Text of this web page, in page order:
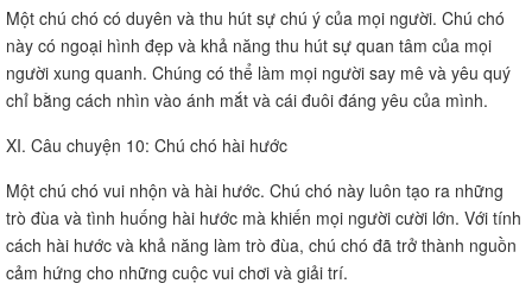
Một chú chó có duyên và thu hút sự chú ý của mọi người. Chú chó
này có ngoại hình đẹp và khả năng thu hút sự quan tâm của mọi
người xung quanh. Chúng có thể làm mọi người say mê và yêu quý
chỉ bằng cách nhìn vào ánh mắt và cái đuôi đáng yêu của mình.
XI. Câu chuyện 10: Chú chó hài hước
Một chú chó vui nhộn và hài hước. Chú chó này luôn tạo ra những
trò đùa và tình huống hài hước mà khiến mọi người cười lớn. Với tính
cách hài hước và khả năng làm trò đùa, chú chó đã trở thành nguồn
cảm hứng cho những cuộc vui chơi và giải trí.